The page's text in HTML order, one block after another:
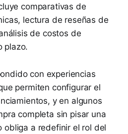
comparativas de
lectura de reseñas de
de costos de
plazo.
con experiencias
permiten configurar el
y en algunos
completa sin pisar una
obliga a redefinir el rol del